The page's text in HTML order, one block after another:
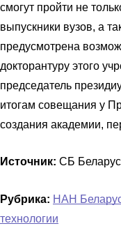
смогут пройти не
выпускники вузов, а
предусмотрена
докторантуру этого
председатель
итогам совещания у
создания академии,
Источник: СБ
Рубрика: НАН
технологии